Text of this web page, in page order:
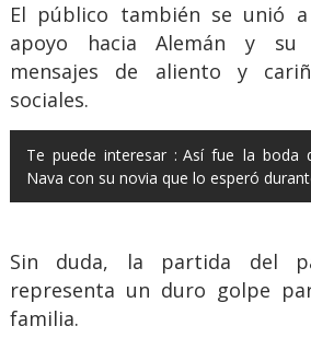
El público también se unió
apoyo hacia Alemán y su
mensajes de aliento y
sociales.
Te puede interesar : Así fue la boda
Nava con su novia que lo esperó
Sin duda, la partida del
representa un duro golpe
familia.